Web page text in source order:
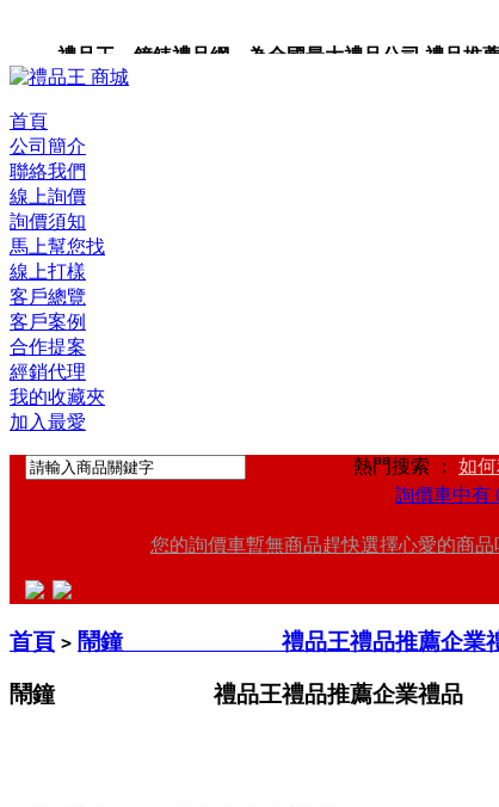
禮品王 鐘錶禮品網 為全國最大禮品公司,禮品推薦,
首頁
公司簡介
聯絡我們
線上詢價
詢價須知
馬上幫您找
線上打樣
客戶總覽
客戶案例
合作提案
經銷代理
我的收藏夾
加入最愛
熱門搜索 ： 如
詢價車中有
您的詢價車暫無商品趕快選擇心愛的商品
首頁 > 鬧鐘 禮品王禮品推薦企業
鬧鐘 禮品王禮品推薦企業禮品